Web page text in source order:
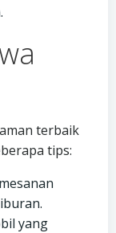
terbaik
tips:
yang